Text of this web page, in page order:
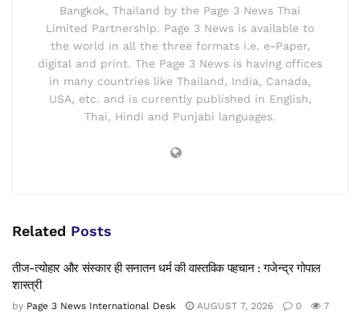
Bangkok, Thailand by the Page 3 News Thai
Limited Partnership. Page 3 News is available to
the world in all the three formats i.e. e-Paper,
digital and print. The Page 3 News is having offices
in many countries like Thailand, India, Canada,
USA, etc. and is currently published in English,
Thai, Hindi and Punjabi languages.
Related Posts
तीज-त्योहार और संस्कार ही सनातन धर्म की वास्तविक पहचान : गजेन्द्र गोपाल
शास्त्री
by Page 3 News International Desk AUGUST 7, 2026 0 7